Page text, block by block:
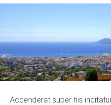
Accenderat super his